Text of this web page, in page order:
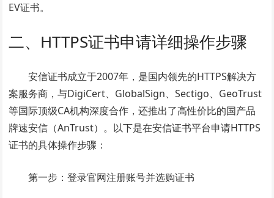
EV证书。
二、HTTPS证书申请详细操作步骤
安信证书成立于2007年，是国内领先的HTTPS解决方
案服务商，与DigiCert、GlobalSign、Sectigo、GeoTrust
等国际顶级CA机构深度合作，还推出了高性价比的国产品
牌速安信（AnTrust）。以下是在安信证书平台申请HTTPS
证书的具体操作步骤：
第一步：登录官网注册账号并选购证书